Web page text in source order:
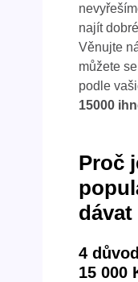
najít
Věnujte
můžete
podle
15000
Proč
4
15 000